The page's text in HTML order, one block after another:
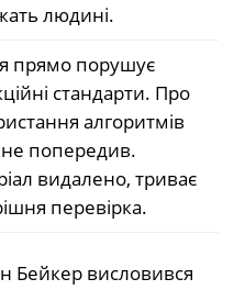
людині.
прямо порушує
стандарти. Про
алгоритмів
не попередив.
видалено, триває
перевірка.
Бейкер висловився